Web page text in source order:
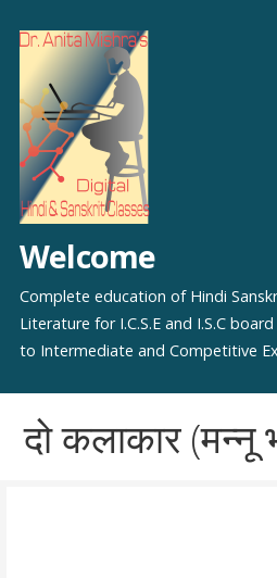
Welcome
Complete education of Hindi
Literature for I.C.S.E and I.S.C
to Intermediate and Competitive
दो कलाकार (मन्नू